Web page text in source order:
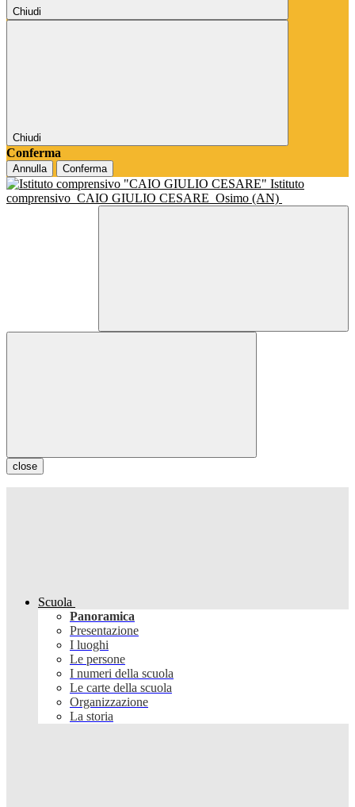
Chiudi
Chiudi
Conferma
Annulla Conferma
Istituto
comprensivo CAIO GIULIO CESARE Osimo (AN)
close
Scuola
Panoramica
Presentazione
I luoghi
Le persone
I numeri della scuola
Le carte della scuola
Organizzazione
La storia